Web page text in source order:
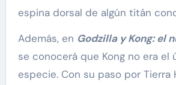
espina dorsal de algún titán
Además, en Godzilla y Kong: el
se conocerá que Kong no era el
especie. Con su paso por Tierra